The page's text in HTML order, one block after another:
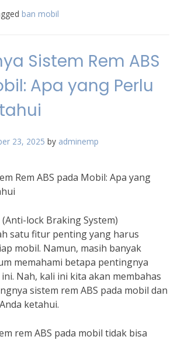
ban mobil
Sistem Rem ABS
Apa yang Perlu
23, 2025 by adminemp
Rem ABS pada Mobil: Apa yang
(Anti-lock Braking System)
satu fitur penting yang harus
mobil. Namun, masih banyak
memahami betapa pentingnya
Nah, kali ini kita akan membahas
sistem rem ABS pada mobil dan
ketahui.
rem ABS pada mobil tidak bisa